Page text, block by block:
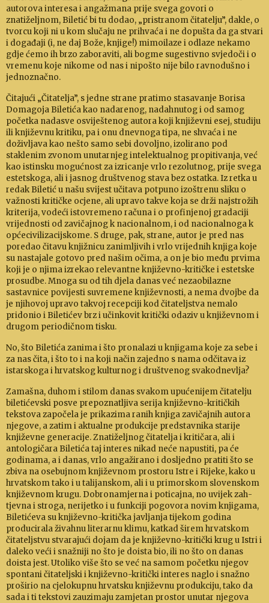
autorova interesa i angažmana prije svega govori o
znatiželjnom, Biletić bi tu dodao, „pristranom čita­telju”, dakle, o
tvor­cu koji ni u kom slučaju ne prihvaća i ne dopušta da ga stvari
i do­gađaji (i, ne daj Bože, knji­ge!) mimoilaze i odlaze nekamo
gdje ćemo ih brzo zabo­raviti, ali bogme sugestivno svjedoči i o
vremenu koje nikome od nas i ni­pošto nije bilo ravnodušno i
jedno­značno.
Čitajući „Čitatelja”, s jedne strane pratimo stasavanje Borisa
Domagoja Biletića kao nadarenog, nadahnutog i od samog
početka nadasve osvi­ještenog autora koji književni esej, studiju
ili knji­ževnu kritiku, pa i onu dnev­noga tipa, ne shvaća i ne
doživljava kao nešto samo se­bi dovoljno, izolirano pod
staklenim zvonom unutar­njeg intelektual­nog propitivanja, već
kao istinsku mo­gućnost za izrica­nje vrlo rezolutnog, prije svega
estetskoga, ali i jasnog dru­štvenog sta­va bez ostatka. Iz retka u
redak Biletić u našu svijest uči­tava potpuno izoštrenu sliku o
važnosti kritičke ocjene, ali upravo takve koja se drži najstrožih
kri­terija, vodeći istovremeno računa i o profinjenoj gra­daciji
vrijednosti od zavičajnog k nacio­nalnom, i od na­cionalnoga k
opće­civilizacijskome. S dru­ge, pak, strane, autor je pred nas
poredao čitavu knjižnicu zanimljivih i vrlo vrijednih knji­ga koje
su nastajale gotovo pred našim očima, a on je bio među prvima
koji je o njima izrekao relevantne knji­žev­no-kritičke i estetske
prosudbe. Mnoga su od tih djela da­nas već nezaobilazne
sastavnice povijesti suvremene književnosti, a nema dvojbe da
je njihovoj upravo takvoj recepciji kod či­ta­teljstva nemalo
pridonio i Biletićev brz i učinkovit kri­tički odaziv u književnom i
drugom perio­dičnom tisku.
No, što Biletića zanima i što pronalazi u knjigama koje za sebe i
za nas čita, i što to i na koji način zajedno s na­ma od­čita­va iz
istarskoga i hrvat­skog kulturnog i društvenog svako­dnev­lja?
Zamašna, duhom i stilom danas svakom upućenijem čitatelju
biletićevski posve prepoznatljiva serija književ­no-kritičkih
tekstova započela je prikazima ranih knjiga zavičajnih autora
njegove, a zatim i aktualne produkcije predstavnika starije
književne gene­racije. Znati­željnog čitatelja i kritičara, ali i
antologičara Biletića taj interes nikad neće napustiti, pa će
godinama, a i danas, vrlo an­gaži­ra­no i dosljedno pratiti što se
zbiva na osebujnom književ­nom prostoru Istre i Rijeke, kako u
hrvatskom tako i u talijanskom, ali i u primorskom slo­venskom
književnom krugu. Dobronamjerna i poticajna, no uvijek zah­
tjev­na i stroga, nerijetko i u funkciji pogovora novim knjigama,
Biletićeva su književno-kritička javljanja ti­jekom godina
producirala živahnu literarnu klimu, kat­kad širem hrvat­skom
čitateljstvu stva­rajući dojam da je knji­ževno-kri­tički krug u Istri i
daleko veći i snažniji no što je doista bio, ili no što on danas
doista jest. Utoliko više što se već na samom početku njegov
spontani či­tateljski i knji­žev­no-kritički interes naglo i snažno
pro­širio na cjelo­kup­nu hrvatsku književnu produkciju, tako da
sada i ti tekstovi zauzimaju zamjetan prostor u­nutar njegova